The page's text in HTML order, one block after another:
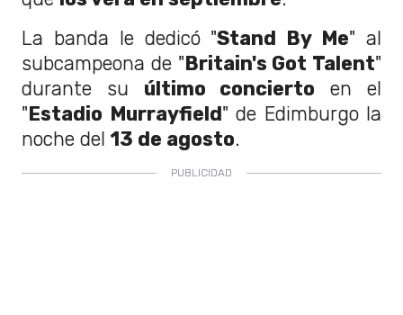
La banda le dedicó "Stand By Me" al
subcampeona de "Britain's Got Talent"
durante su último concierto en el
"Estadio Murrayfield" de Edimburgo la
noche del13 de agosto.